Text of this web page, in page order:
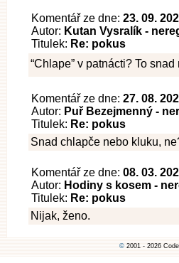
Komentář ze dne: 23. 09.
Autor: Kutan Vysralík -
Titulek: Re: pokus
“Chlape” v patnácti? To
Komentář ze dne: 27. 08.
Autor: Puř Bezejmenný -
Titulek: Re: pokus
Snad chlapče nebo kluku,
Komentář ze dne: 08. 03.
Autor: Hodiny s kosem -
Titulek: Re: pokus
Nijak, ženo.
© 2001 - 2026